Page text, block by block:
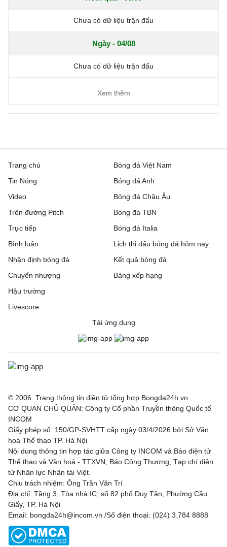
Chưa có dữ liệu trận đấu
Ngày - 04/08
Chưa có dữ liệu trận đấu
Xem thêm
Trang chủ
Tin Nóng
Video
Trên đường Pitch
Trực tiếp
Bóng đá Việt Nam
Bóng đá Anh
Bóng đá Châu Âu
Bóng đá TBN
Bóng đá Italia
Bình luận
Nhận định bóng đá
Chuyển nhượng
Hậu trường
Livescore
Lịch thi đấu bóng đá hôm nay
Kết quả bóng đá
Bảng xếp hạng
Tải ứng dụng
© 2006. Trang thông tin điện tử tổng hợp Bongda24h.vn
CƠ QUAN CHỦ QUẢN: Công ty Cổ phần Truyền thông Quốc tế
INCOM
Giấy phép số: 150/GP-SVHTT cấp ngày 03/4/2026 bởi Sở Văn
hoá Thể thao TP. Hà Nội
Nội dung thông tin hợp tác giữa Công ty INCOM và Báo điện tử
Thể thao và Văn hoá - TTXVN, Báo Công Thương, Tạp chí điện
tử Nhân lực Nhân tài Việt.
Chịu trách nhiệm: Ông Trần Văn Trí
Địa chỉ: Tầng 3, Tòa nhà IC, số 82 phố Duy Tân, Phường Cầu
Giấy, TP. Hà Nội
Email: bongda24h@incom.vn /Số điện thoại: (024) 3.784 8888